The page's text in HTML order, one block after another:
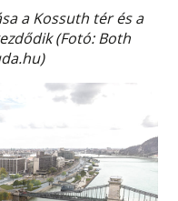
a Kossuth tér és a
(Fotó: Both